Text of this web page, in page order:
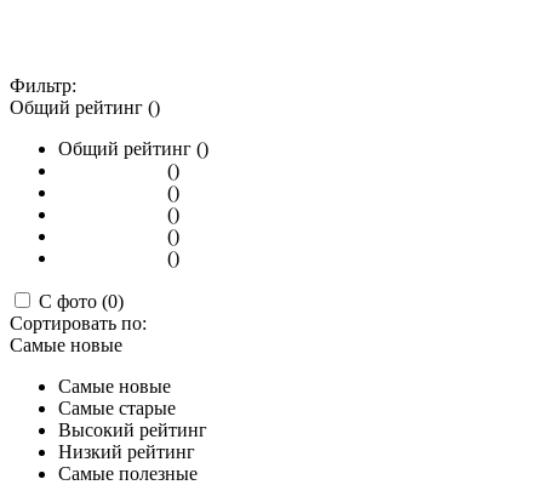
Фильтр:
Общий рейтинг ()
Общий рейтинг ()
()
()
()
()
()
С фото (0)
Сортировать по:
Самые новые
Самые новые
Самые старые
Высокий рейтинг
Низкий рейтинг
Самые полезные